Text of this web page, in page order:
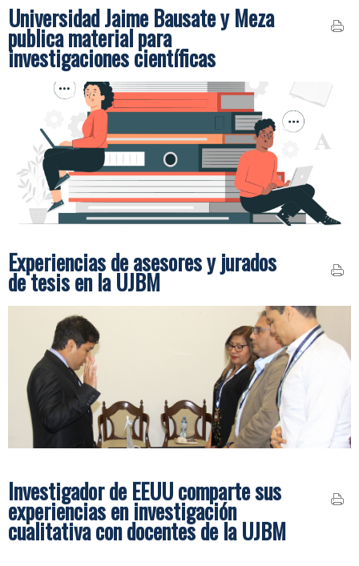
Universidad Jaime Bausate y Meza
publica material para
investigaciones científicas
Experiencias de asesores y jurados
de tesis en la UJBM
Investigador de EEUU comparte sus
experiencias en investigación
cualitativa con docentes de la UJBM